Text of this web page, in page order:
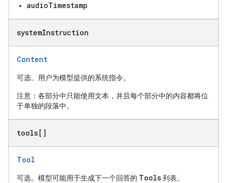
audioTimestamp
systemInstruction
Content
可选。用户为模型提供的系统指令。
注意：各部分中只能使用文本，并且每个部分中的内容都将位
于单独的段落中。
tools[]
Tool
可选。模型可能用于生成下一个回答的 Tools列表。